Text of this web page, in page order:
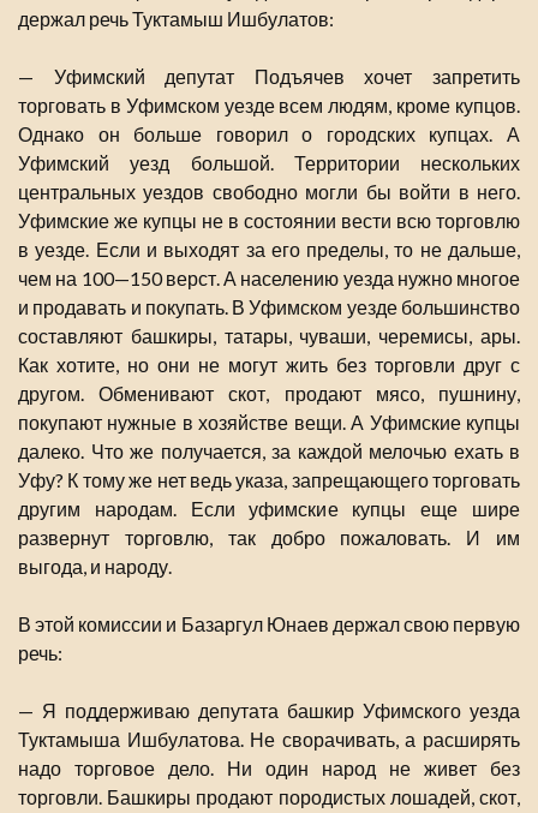
держал речь Туктамыш Ишбулатов:
— Уфимский депутат Подъячев хочет запретить
торговать в Уфимском уезде всем людям, кроме купцов.
Однако он больше говорил о городских купцах. А
Уфимский уезд большой. Территории нескольких
центральных уездов свободно могли бы войти в него.
Уфимские же купцы не в состоянии вести всю торговлю
в уезде. Если и выходят за его пределы, то не дальше,
чем на 100—150 верст. А населению уезда нужно многое
и продавать и покупать. В Уфимском уезде большинство
составляют башкиры, татары, чуваши, черемисы, ары.
Как хотите, но они не могут жить без торговли друг с
другом. Обменивают скот, продают мясо, пушнину,
покупают нужные в хозяйстве вещи. А Уфимские купцы
далеко. Что же получается, за каждой мелочью ехать в
Уфу? К тому же нет ведь указа, запрещающего торговать
другим народам. Если уфимские купцы еще шире
развернут торговлю, так добро пожаловать. И им
выгода, и народу.
В этой комиссии и Базаргул Юнаев держал свою первую
речь:
— Я поддерживаю депутата башкир Уфимского уезда
Туктамыша Ишбулатова. Не сворачивать, а расширять
надо торговое дело. Ни один народ не живет без
торговли. Башкиры продают породистых лошадей, скот,